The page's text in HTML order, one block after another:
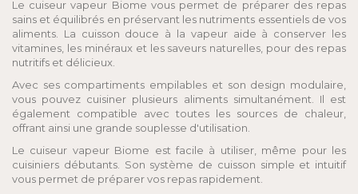
Le cuiseur vapeur Biome vous permet de préparer des repas
sains et équilibrés en préservant les nutriments essentiels de vos
aliments. La cuisson douce à la vapeur aide à conserver les
vitamines, les minéraux et les saveurs naturelles, pour des repas
nutritifs et délicieux.
Avec ses compartiments empilables et son design modulaire,
vous pouvez cuisiner plusieurs aliments simultanément. Il est
également compatible avec toutes les sources de chaleur,
offrant ainsi une grande souplesse d'utilisation.
Le cuiseur vapeur Biome est facile à utiliser, même pour les
cuisiniers débutants. Son système de cuisson simple et intuitif
vous permet de préparer vos repas rapidement.